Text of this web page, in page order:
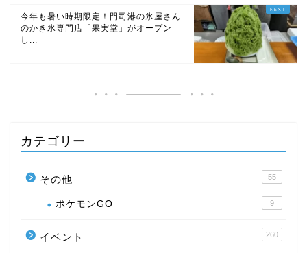
今年も暑い時期限定！門司港の氷屋さん
のかき氷専門店「果実堂」がオープン
し...
カテゴリー
その他 55
ポケモンGO 9
イベント 260